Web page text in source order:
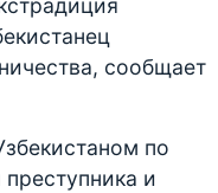
сообщает
по
и